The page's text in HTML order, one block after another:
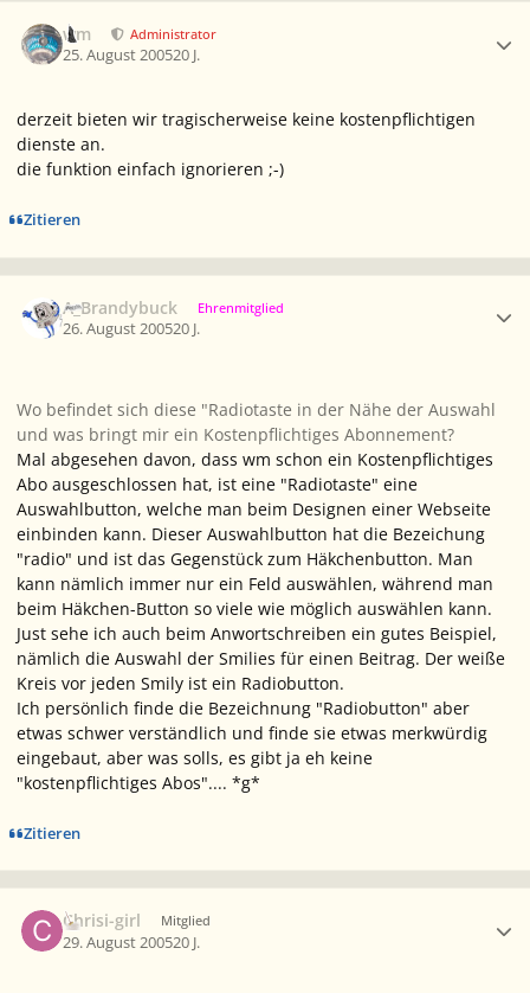
wm Administrator
25. August 200520 J.
derzeit bieten wir tragischerweise keine kostenpflichtigen
dienste an.
die funktion einfach ignorieren ;-)
Zitieren
A_Brandybuck Ehrenmitglied
26. August 200520 J.
Wo befindet sich diese "Radiotaste in der Nähe der Auswahl
und was bringt mir ein Kostenpflichtiges Abonnement?
Mal abgesehen davon, dass wm schon ein Kostenpflichtiges
Abo ausgeschlossen hat, ist eine "Radiotaste" eine
Auswahlbutton, welche man beim Designen einer Webseite
einbinden kann. Dieser Auswahlbutton hat die Bezeichung
"radio" und ist das Gegenstück zum Häkchenbutton. Man
kann nämlich immer nur ein Feld auswählen, während man
beim Häkchen-Button so viele wie möglich auswählen kann.
Just sehe ich auch beim Anwortschreiben ein gutes Beispiel,
nämlich die Auswahl der Smilies für einen Beitrag. Der weiße
Kreis vor jeden Smily ist ein Radiobutton.
Ich persönlich finde die Bezeichnung "Radiobutton" aber
etwas schwer verständlich und finde sie etwas merkwürdig
eingebaut, aber was solls, es gibt ja eh keine
"kostenpflichtiges Abos".... *g*
Zitieren
Chrisi-girl Mitglied
29. August 200520 J.